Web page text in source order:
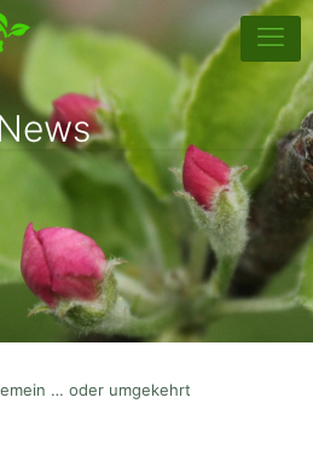
… oder umgekehrt